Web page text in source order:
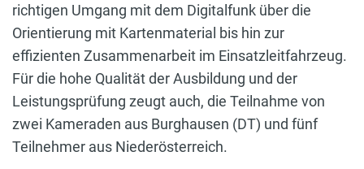
richtigen Umgang mit dem Digitalfunk über die
Orientierung mit Kartenmaterial bis hin zur
effizienten Zusammenarbeit im Einsatzleitfahrzeug.
Für die hohe Qualität der Ausbildung und der
Leistungsprüfung zeugt auch, die Teilnahme von
zwei Kameraden aus Burghausen (DT) und fünf
Teilnehmer aus Niederösterreich.